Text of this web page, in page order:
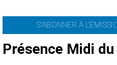
S'ABONNER À
Présence Midi